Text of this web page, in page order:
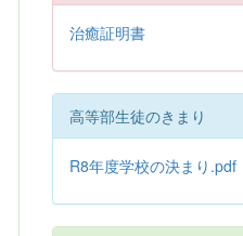
治癒証明書
高等部生徒のきまり
R8年度学校の決まり.pdf